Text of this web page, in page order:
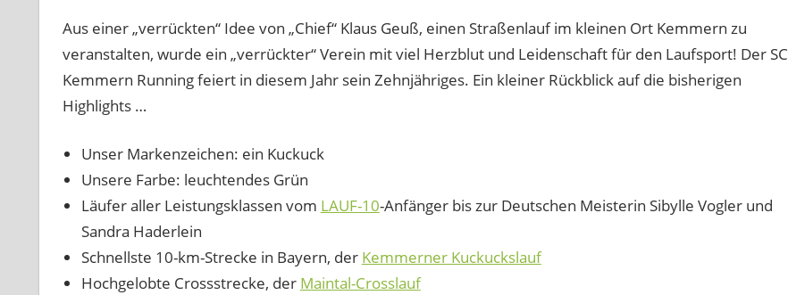
Aus einer „verrückten“ Idee von „Chief“ Klaus Geuß, einen Straßenlauf im kleinen Ort Kemmern zu
veranstalten, wurde ein „verrückter“ Verein mit viel Herzblut und Leidenschaft für den Laufsport! Der SC
Kemmern Running feiert in diesem Jahr sein Zehnjähriges. Ein kleiner Rückblick auf die bisherigen
Highlights …
Unser Markenzeichen: ein Kuckuck
Unsere Farbe: leuchtendes Grün
Läufer aller Leistungsklassen vom LAUF-10-Anfänger bis zur Deutschen Meisterin Sibylle Vogler und
Sandra Haderlein
Schnellste 10-km-Strecke in Bayern, der Kemmerner Kuckuckslauf
Hochgelobte Crossstrecke, der Maintal-Crosslauf